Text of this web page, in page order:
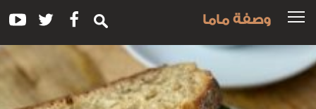
وصفة ماما